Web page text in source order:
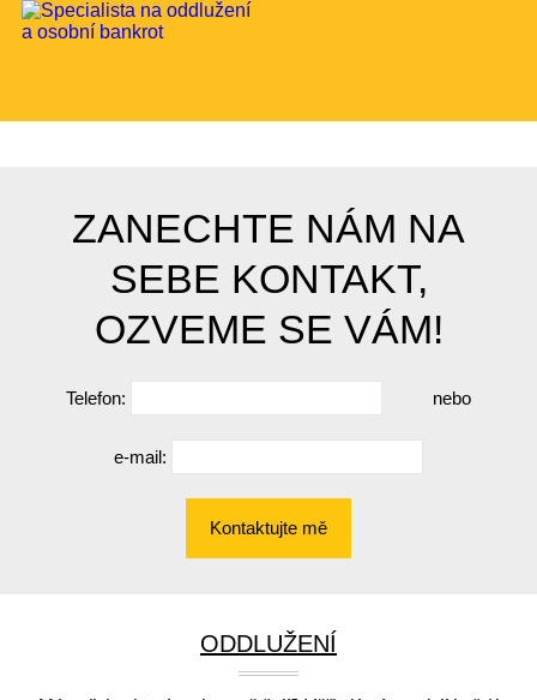
ZANECHTE NÁM NA
SEBE KONTAKT,
OZVEME SE VÁM!
Telefon: nebo
e-mail:
Kontaktujte mě
ODDLUŽENÍ